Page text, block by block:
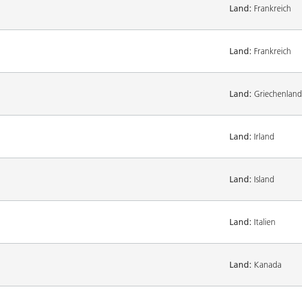
Land: Frankreich
Land: Frankreich
Land: Griechenland
Land: Irland
Land: Island
Land: Italien
Land: Kanada